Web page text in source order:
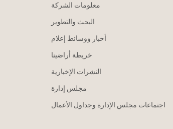
معلومات الشركة
البحث والتطوير
أخبار ووسائط إعلام
خريطة أراضينا
النشرات الإخبارية
مجلس إدارة
اجتماعات مجلس الإدارة وجداول الأعمال